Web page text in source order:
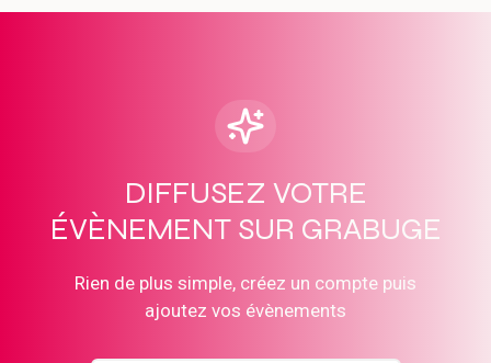
DIFFUSEZ VOTRE
ÉVÈNEMENT SUR GRABUGE
Rien de plus simple, créez un compte puis
ajoutez vos évènements